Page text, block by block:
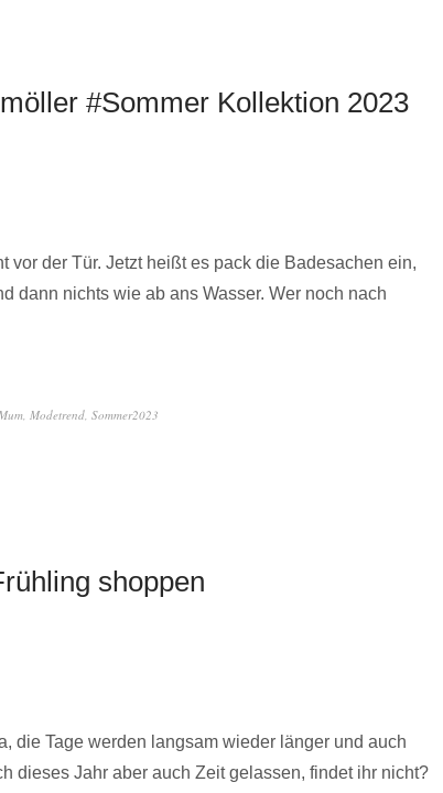
#Sommer Kollektion 2023
vor der Tür. Jetzt heißt es pack die Badesachen ein,
dann nichts wie ab ans Wasser. Wer noch nach
, Modetrend, Sommer2023
shoppen
die Tage werden langsam wieder länger und auch
dieses Jahr aber auch Zeit gelassen, findet ihr nicht?